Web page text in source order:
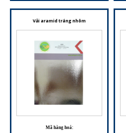
Vải aramid tráng nhôm
Mã hàng hoá: